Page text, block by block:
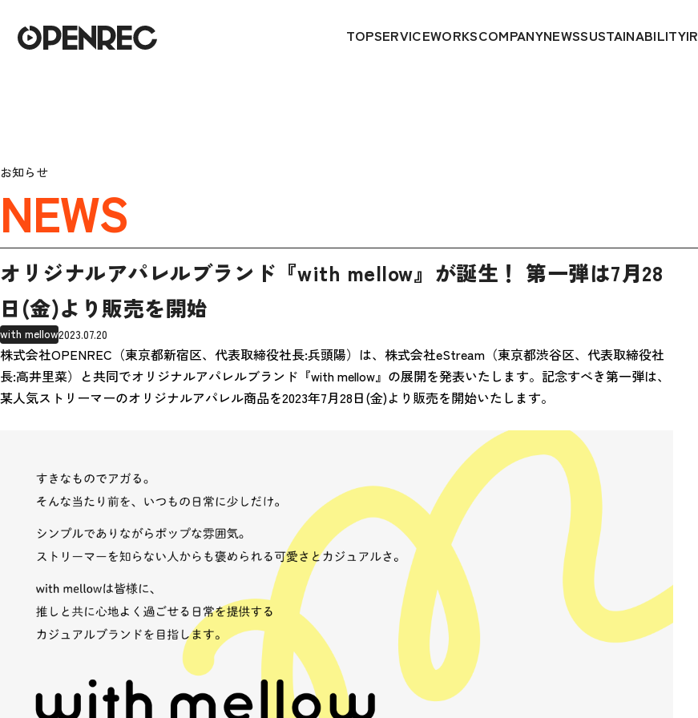
TOPSERVICEWORKSCOMPANYNEWSSUSTAINABILITYIR
お知らせ
NEWS
オリジナルアパレルブランド『with mellow』が誕生！ 第一弾は7月28
日(金)より販売を開始
with mellow2023.07.20
株式会社OPENREC（東京都新宿区、代表取締役社長:兵頭陽）は、株式会社eStream（東京都渋谷区、代表取締役社
長:高井里菜）と共同でオリジナルアパレルブランド『with mellow』の展開を発表いたします。記念すべき第一弾は、
某人気ストリーマーのオリジナルアパレル商品を2023年7月28日(金)より販売を開始いたします。